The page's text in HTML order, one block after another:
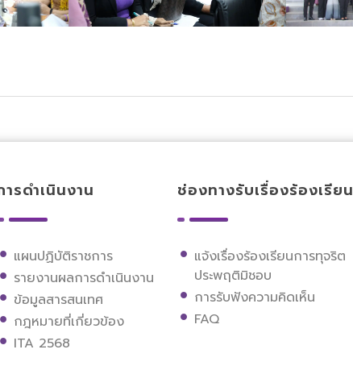
ารดำเนินงาน
แผนปฏิบัติราชการ
รายงานผลการดำเนินงาน
ข้อมูลสารสนเทศ
กฎหมายที่เกี่ยวข้อง
ITA 2568
ช่องทางรับเรื่องร้องเรียน
แจ้งเรื่องร้องเรียนการทุจริต
ประพฤติมิชอบ
การรับฟังความคิดเห็น
FAQ